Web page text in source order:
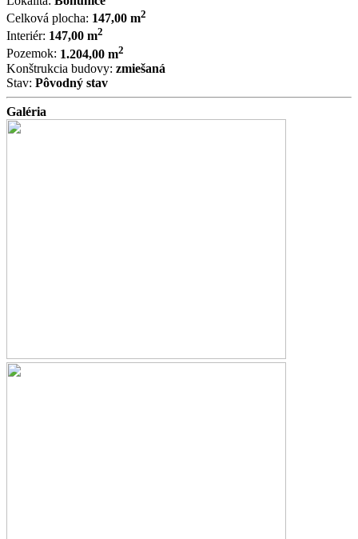
Celková plocha: 147,00 m2
Interiér: 147,00 m2
Pozemok: 1.204,00 m2
Konštrukcia budovy: zmiešaná
Stav: Pôvodný stav
Galéria